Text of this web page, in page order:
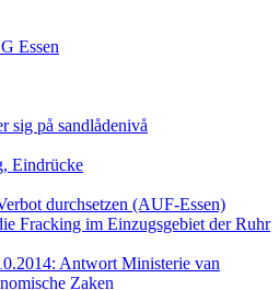
Essen
sig på sandlådenivå
Eindrücke
durchsetzen (AUF-Essen)
Fracking im Einzugsgebiet der Ruhr
Antwort Ministerie van
Zaken